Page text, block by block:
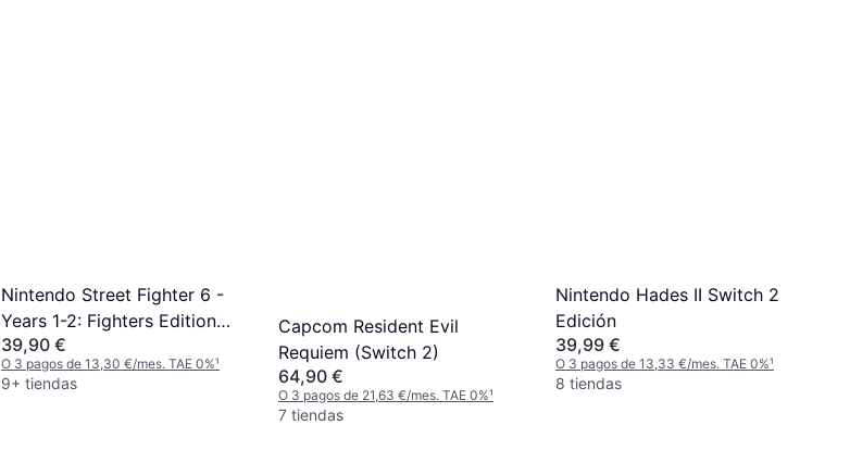
Nintendo Street Fighter 6 -
Years 1-2: Fighters Edition
(Switch 2)
39,90 €
O 3 pagos de 13,30 €/mes. TAE 0%¹
9+ tiendas
Capcom Resident Evil
Requiem (Switch 2)
64,90 €
O 3 pagos de 21,63 €/mes. TAE 0%¹
7 tiendas
Nintendo Hades II Switch 2
Edición
39,99 €
O 3 pagos de 13,33 €/mes. TAE 0%¹
8 tiendas